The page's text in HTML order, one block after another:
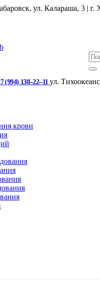
ул. Калараша, 3 | г.
(994) 138‒22‒11 ул.
крови